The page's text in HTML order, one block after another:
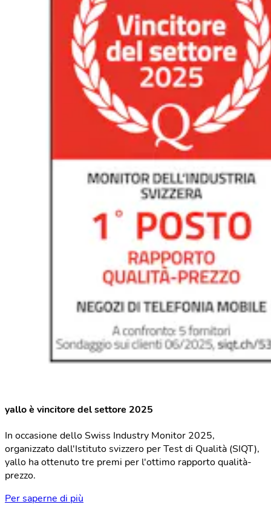
yallo è vincitore del settore 2025
In occasione dello Swiss Industry Monitor 2025,
organizzato dall'Istituto svizzero per Test di Qualità (SIQT),
yallo ha ottenuto tre premi per l'ottimo rapporto qualità-
prezzo.
Per saperne di più